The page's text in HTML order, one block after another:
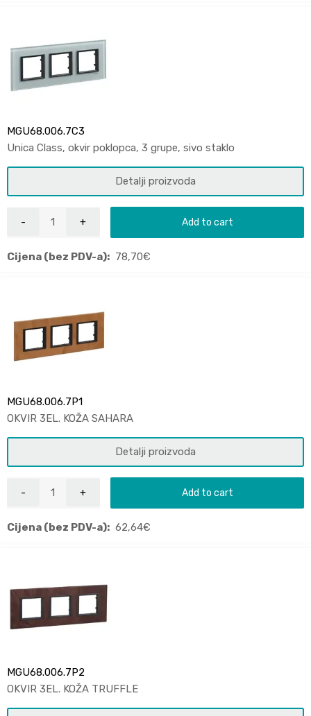
MGU68.006.7C3
Unica Class, okvir poklopca, 3 grupe, sivo staklo
Detalji proizvoda
Add to cart
Cijena (bez PDV-a): 78,70€
MGU68.006.7P1
OKVIR 3EL. KOŽA SAHARA
Detalji proizvoda
Add to cart
Cijena (bez PDV-a): 62,64€
MGU68.006.7P2
OKVIR 3EL. KOŽA TRUFFLE